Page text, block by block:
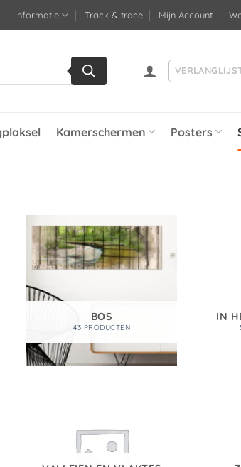
Informatie Track & trace Mijn Account
Kamerschermen Posters
BOS
43 PRODUCTEN
IN